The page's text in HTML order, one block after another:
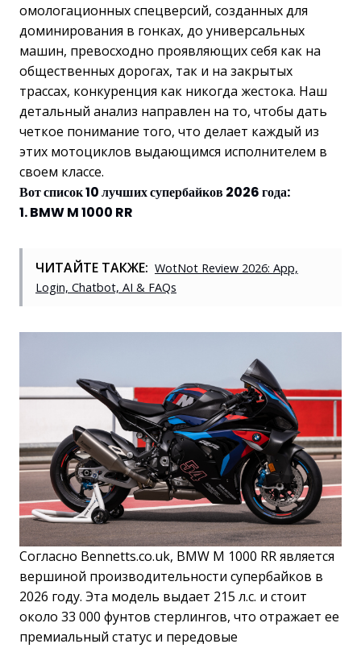
омологационных спецверсий, созданных для
доминирования в гонках, до универсальных
машин, превосходно проявляющих себя как на
общественных дорогах, так и на закрытых
трассах, конкуренция как никогда жестока. Наш
детальный анализ направлен на то, чтобы дать
четкое понимание того, что делает каждый из
этих мотоциклов выдающимся исполнителем в
своем классе.
Вот список 10 лучших супербайков 2026 года:
1. BMW M 1000 RR
ЧИТАЙТЕ ТАКЖЕ: WotNot Review 2026: App,
Login, Chatbot, AI & FAQs
Согласно Bennetts.co.uk, BMW M 1000 RR является
вершиной производительности супербайков в
2026 году. Эта модель выдает 215 л.с. и стоит
около 33 000 фунтов стерлингов, что отражает ее
премиальный статус и передовые